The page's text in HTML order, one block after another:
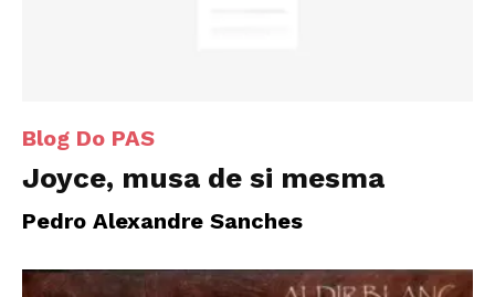
Blog Do PAS
Joyce, musa de si mesma
Pedro Alexandre Sanches